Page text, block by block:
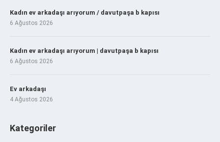
Kadın ev arkadaşı arıyorum / davutpaşa b kapısı
6 Ağustos 2026
Kadın ev arkadaşı arıyorum | davutpaşa b kapısı
6 Ağustos 2026
Ev arkadaşı
4 Ağustos 2026
Kategoriler